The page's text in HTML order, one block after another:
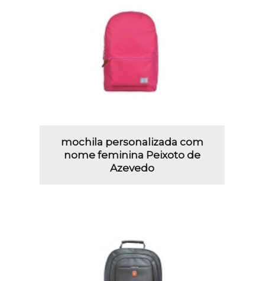
mochila personalizada com
nome feminina Peixoto de
Azevedo